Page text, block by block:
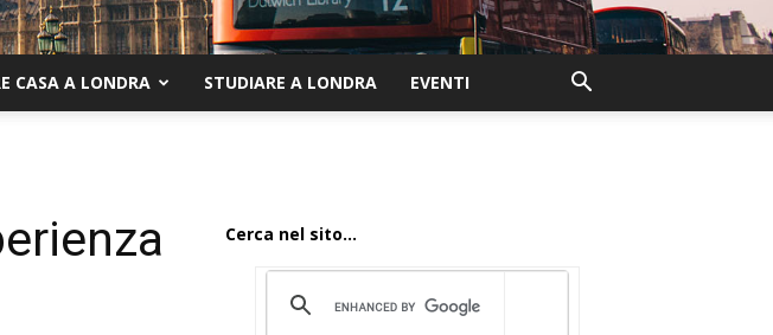
CASA A LONDRA STUDIARE A LONDRA EVENTI
Cerca nel sito...